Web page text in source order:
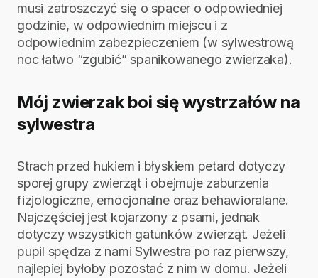
musi zatroszczyć się o spacer o odpowiedniej
godzinie, w odpowiednim miejscu i z
odpowiednim zabezpieczeniem (w sylwestrową
noc łatwo “zgubić” spanikowanego zwierzaka).
Mój zwierzak boi się wystrzałów na
sylwestra
Strach przed hukiem i błyskiem petard dotyczy
sporej grupy zwierząt i obejmuje zaburzenia
fizjologiczne, emocjonalne oraz behawioralane.
Najczęściej jest kojarzony z psami, jednak
dotyczy wszystkich gatunków zwierząt. Jeżeli
pupil spędza z nami Sylwestra po raz pierwszy,
najlepiej byłoby pozostać z nim w domu. Jeżeli